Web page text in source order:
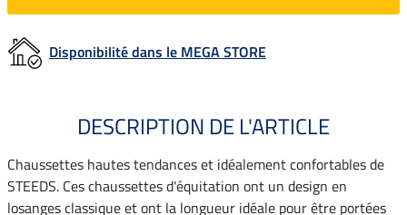
Disponibilité dans le MEGA STORE
DESCRIPTION DE L'ARTICLE
Chaussettes hautes tendances et idéalement confortables de
STEEDS. Ces chaussettes d'équitation ont un design en
losanges classique et ont la longueur idéale pour être portées